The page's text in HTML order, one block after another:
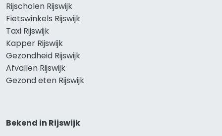
Rijscholen Rijswijk
Fietswinkels Rijswijk
Taxi Rijswijk
Kapper Rijswijk
Gezondheid Rijswijk
Afvallen Rijswijk
Gezond eten Rijswijk
Bekend in Rijswijk